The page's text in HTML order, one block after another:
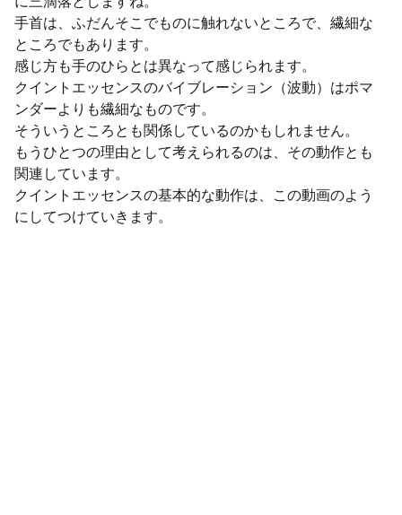
手首は、ふだんそこでものに触れないところで、繊細な
ところでもあります。
感じ方も手のひらとは異なって感じられます。
クイントエッセンスのバイブレーション（波動）はポマ
ンダーよりも繊細なものです。
そういうところとも関係しているのかもしれません。
もうひとつの理由として考えられるのは、その動作とも
関連しています。
クイントエッセンスの基本的な動作は、この動画のよう
にしてつけていきます。